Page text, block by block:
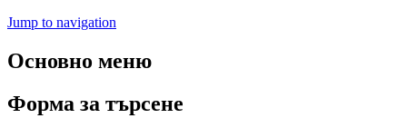
Jump to navigation
Основно меню
Форма за търсене